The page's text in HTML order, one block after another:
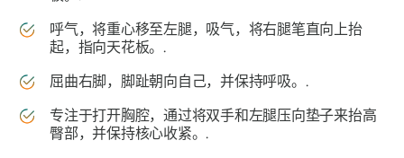
呼气，将重心移至左腿，吸气，将右腿笔直向上抬
起，指向天花板。.
屈曲右脚，脚趾朝向自己，并保持呼吸。.
专注于打开胸腔，通过将双手和左腿压向垫子来抬高
臀部，并保持核心收紧。.